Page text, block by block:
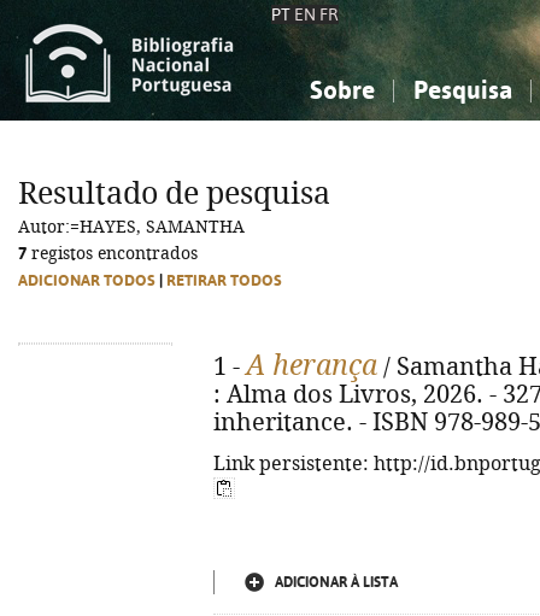
PT EN FR
Sobre Pesquisa
Ciências sociais...
Ciências sociais...
Resultado de pesquisa
Autor:=HAYES, SAMANTHA
7 registos encontrados
ADICIONAR TODOS RETIRAR TODOS
1 -A herança / Samantha
: Alma dos Livros, 2026. -
inheritance. - ISBN 978-989-
Link persistente: http://
ADICIONAR À LISTA